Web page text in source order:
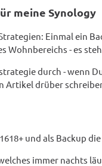
meine Synology
Einmal ein
Wohnbereichs - es
durch - wenn
Artikel drüber
und als Backup
immer nachts